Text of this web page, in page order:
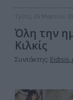
Τρίτη, 26 Μαρτίου
Όλη την
Κιλκίς
Συντάκτης: